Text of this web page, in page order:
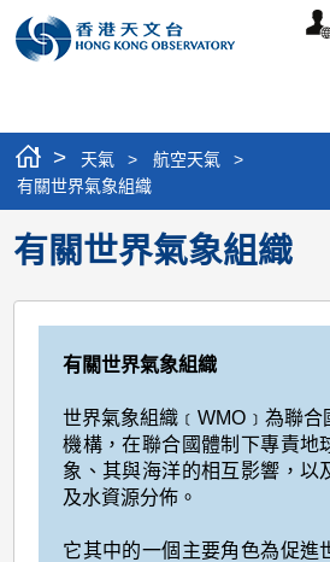
個
> 天氣 > 航空天氣
>
有關世界氣象組織
有關世界氣象組織
有關世界氣象組織
世界氣象組織﹝WMO﹞為聯合
機構，在聯合國體制下專責地
象、其與海洋的相互影響，以
及水資源分佈。
它其中的一個主要角色為促進